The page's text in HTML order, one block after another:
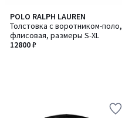
POLO RALPH LAUREN
Толстовка с воротником-поло,
флисовая, размеры S-XL
12800 ₽